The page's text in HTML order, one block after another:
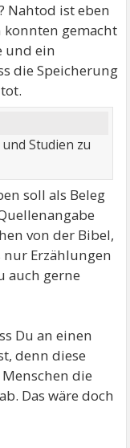
Nahtod ist eben
gemacht
und ein
die Speicherung
und Studien zu
soll als Beleg
von der Bibel,
Erzählungen
auch gerne
Du an einen
denn diese
die
Das wäre doch